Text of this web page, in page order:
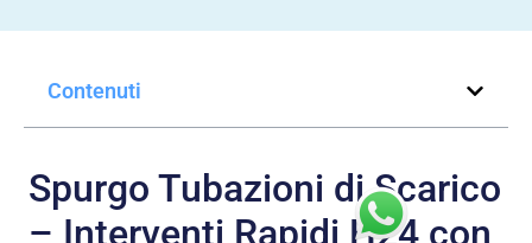
Contenuti
Spurgo Tubazioni di Scarico
– Interventi Rapidi H24 con